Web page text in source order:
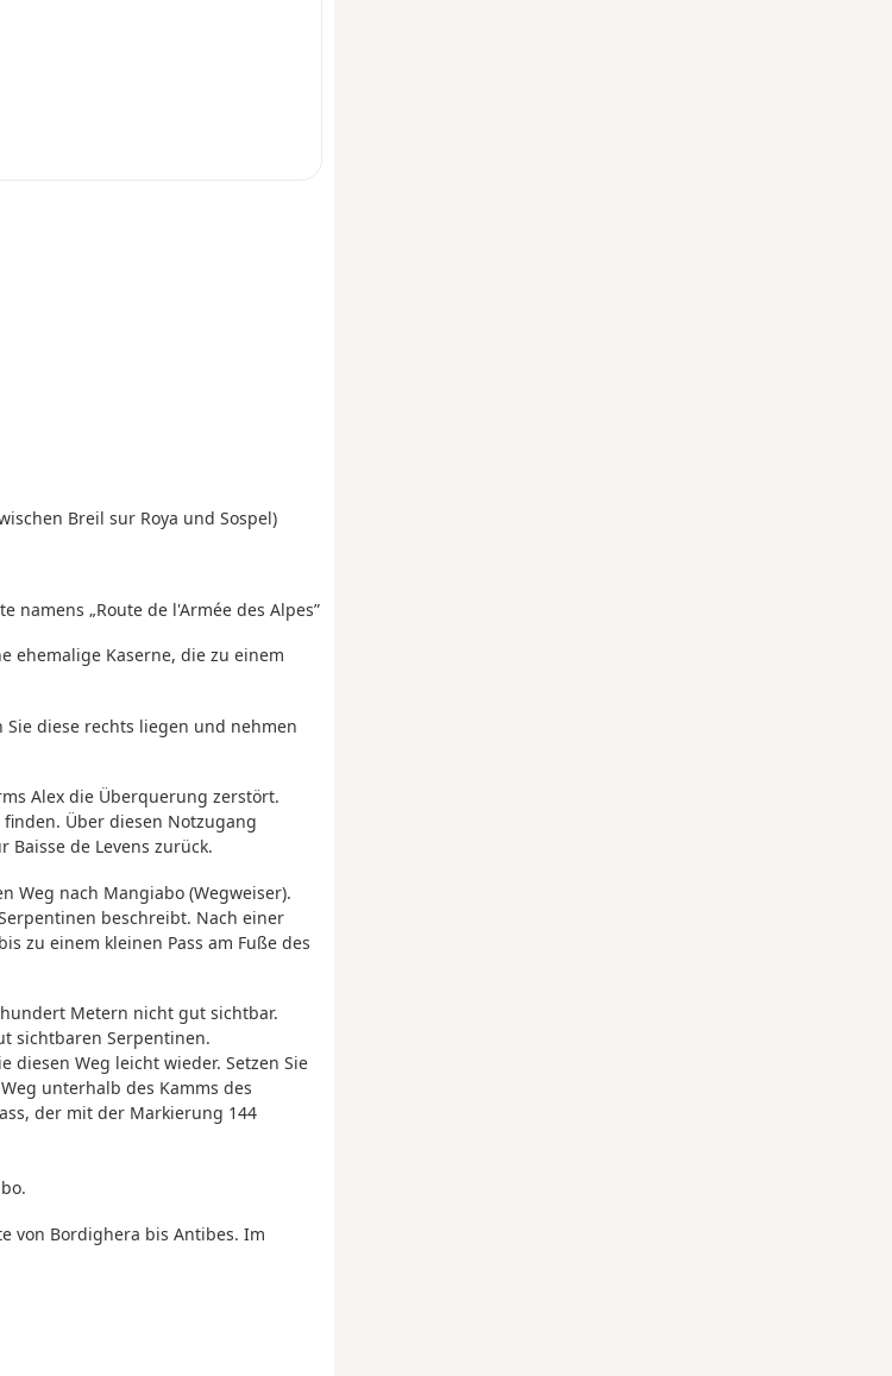
Breil sur Roya und Sospel)
namens „Route de l'Armée des Alpes”
ehemalige Kaserne, die zu einem
Sie diese rechts liegen und nehmen
Alex die Überquerung zerstört.
Über diesen Notzugang
de Levens zurück.
Weg nach Mangiabo (Wegweiser).
beschreibt. Nach einer
zu einem kleinen Pass am Fuße des
Metern nicht gut sichtbar.
sichtbaren Serpentinen.
Weg leicht wieder. Setzen Sie
unterhalb des Kamms des
der mit der Markierung 144
von Bordighera bis Antibes. Im